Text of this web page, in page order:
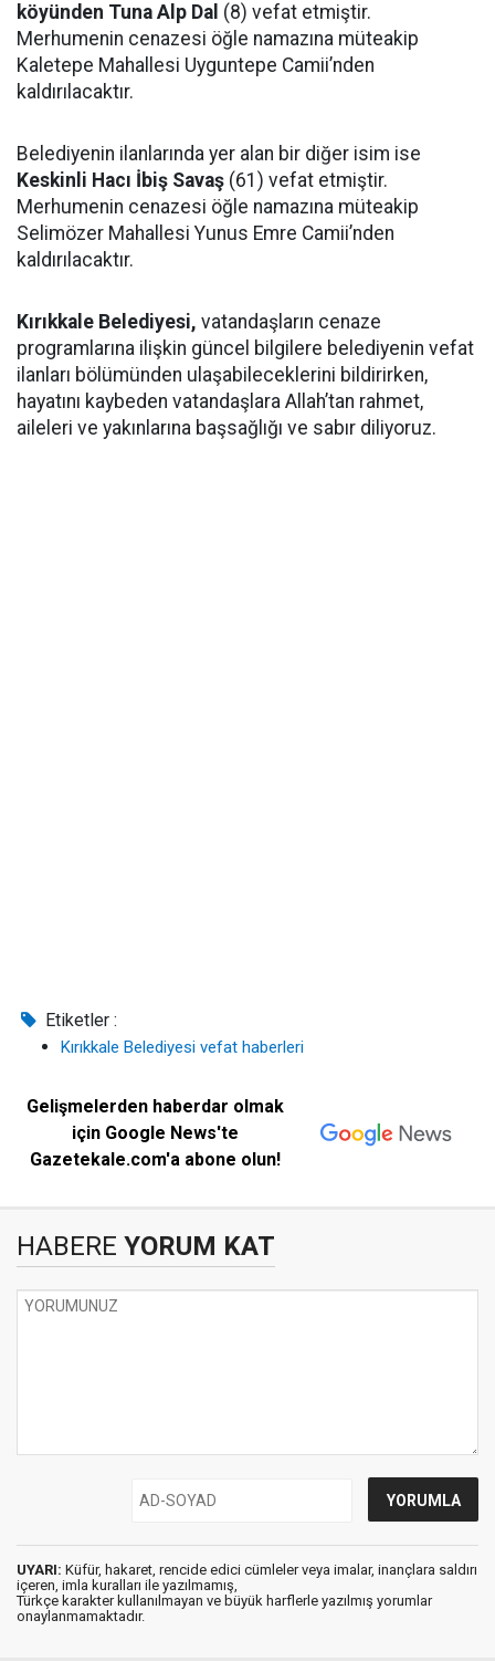
köyünden Tuna Alp Dal (8) vefat etmiştir.
Merhumenin cenazesi öğle namazına müteakip
Kaletepe Mahallesi Uyguntepe Camii’nden
kaldırılacaktır.
Belediyenin ilanlarında yer alan bir diğer isim ise
Keskinli Hacı İbiş Savaş (61) vefat etmiştir.
Merhumenin cenazesi öğle namazına müteakip
Selimözer Mahallesi Yunus Emre Camii’nden
kaldırılacaktır.
Kırıkkale Belediyesi, vatandaşların cenaze
programlarına ilişkin güncel bilgilere belediyenin vefat
ilanları bölümünden ulaşabileceklerini bildirirken,
hayatını kaybeden vatandaşlara Allah’tan rahmet,
aileleri ve yakınlarına başsağlığı ve sabır diliyoruz.
Etiketler :
Kırıkkale Belediyesi vefat haberleri
Gelişmelerden haberdar olmak
için Google News'te
Gazetekale.com'a abone olun!
HABERE YORUM KAT
UYARI: Küfür, hakaret, rencide edici cümleler veya imalar, inançlara saldırı
içeren, imla kuralları ile yazılmamış,
Türkçe karakter kullanılmayan ve büyük harflerle yazılmış yorumlar
onaylanmamaktadır.